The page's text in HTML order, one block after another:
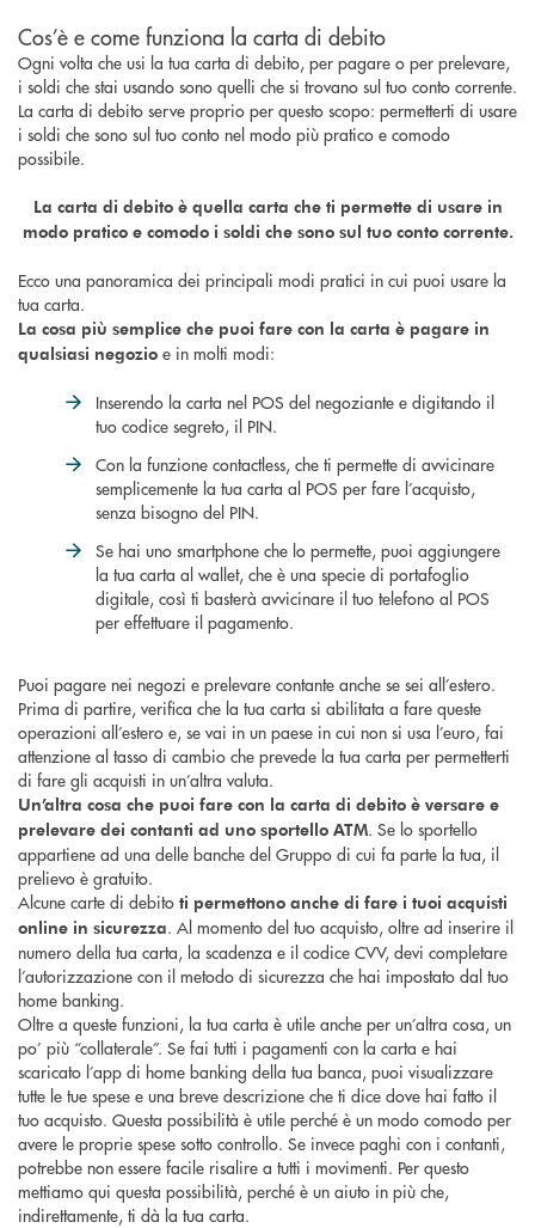
Cos’è e come funziona la carta di debito
Ogni volta che usi la tua carta di debito, per pagare o per prelevare,
i soldi che stai usando sono quelli che si trovano sul tuo conto corrente.
La carta di debito serve proprio per questo scopo: permetterti di usare
i soldi che sono sul tuo conto nel modo più pratico e comodo
possibile.
La carta di debito è quella carta che ti permette di usare in
modo pratico e comodo i soldi che sono sul tuo conto corrente.
Ecco una panoramica dei principali modi pratici in cui puoi usare la
tua carta.
La cosa più semplice che puoi fare con la carta è pagare in
qualsiasi negozio e in molti modi:
Inserendo la carta nel POS del negoziante e digitando il
tuo codice segreto, il PIN.
Con la funzione contactless, che ti permette di avvicinare
semplicemente la tua carta al POS per fare l’acquisto,
senza bisogno del PIN.
Se hai uno smartphone che lo permette, puoi aggiungere
la tua carta al wallet, che è una specie di portafoglio
digitale, così ti basterà avvicinare il tuo telefono al POS
per effettuare il pagamento.
Puoi pagare nei negozi e prelevare contante anche se sei all’estero.
Prima di partire, verifica che la tua carta si abilitata a fare queste
operazioni all’estero e, se vai in un paese in cui non si usa l’euro, fai
attenzione al tasso di cambio che prevede la tua carta per permetterti
di fare gli acquisti in un’altra valuta.
Un’altra cosa che puoi fare con la carta di debito è versare e
prelevare dei contanti ad uno sportello ATM. Se lo sportello
appartiene ad una delle banche del Gruppo di cui fa parte la tua, il
prelievo è gratuito.
Alcune carte di debito ti permettono anche di fare i tuoi acquisti
online in sicurezza. Al momento del tuo acquisto, oltre ad inserire il
numero della tua carta, la scadenza e il codice CVV, devi completare
l’autorizzazione con il metodo di sicurezza che hai impostato dal tuo
home banking.
Oltre a queste funzioni, la tua carta è utile anche per un’altra cosa, un
po’ più “collaterale”. Se fai tutti i pagamenti con la carta e hai
scaricato l’app di home banking della tua banca, puoi visualizzare
tutte le tue spese e una breve descrizione che ti dice dove hai fatto il
tuo acquisto. Questa possibilità è utile perché è un modo comodo per
avere le proprie spese sotto controllo. Se invece paghi con i contanti,
potrebbe non essere facile risalire a tutti i movimenti. Per questo
mettiamo qui questa possibilità, perché è un aiuto in più che,
indirettamente, ti dà la tua carta.